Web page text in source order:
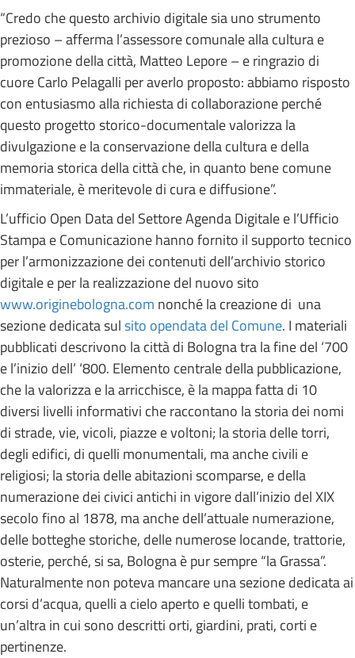
“Credo che questo archivio digitale sia uno strumento
prezioso – afferma l’assessore comunale alla cultura e
promozione della città, Matteo Lepore – e ringrazio di
cuore Carlo Pelagalli per averlo proposto: abbiamo risposto
con entusiasmo alla richiesta di collaborazione perché
questo progetto storico-documentale valorizza la
divulgazione e la conservazione della cultura e della
memoria storica della città che, in quanto bene comune
immateriale, è meritevole di cura e diffusione”.
L’ufficio Open Data del Settore Agenda Digitale e l’Ufficio
Stampa e Comunicazione hanno fornito il supporto tecnico
per l’armonizzazione dei contenuti dell’archivio storico
digitale e per la realizzazione del nuovo sito
www.originebologna.com nonché la creazione di una
sezione dedicata sulsito opendata del Comune. I materiali
pubblicati descrivono la città di Bologna tra la fine del ‘700
e l’inizio dell’ ‘800. Elemento centrale della pubblicazione,
che la valorizza e la arricchisce, è la mappa fatta di 10
diversi livelli informativi che raccontano la storia dei nomi
di strade, vie, vicoli, piazze e voltoni; la storia delle torri,
degli edifici, di quelli monumentali, ma anche civili e
religiosi; la storia delle abitazioni scomparse, e della
numerazione dei civici antichi in vigore dall’inizio del XIX
secolo fino al 1878, ma anche dell’attuale numerazione,
delle botteghe storiche, delle numerose locande, trattorie,
osterie, perché, si sa, Bologna è pur sempre “la Grassa”.
Naturalmente non poteva mancare una sezione dedicata ai
corsi d’acqua, quelli a cielo aperto e quelli tombati, e
un’altra in cui sono descritti orti, giardini, prati, corti e
pertinenze.